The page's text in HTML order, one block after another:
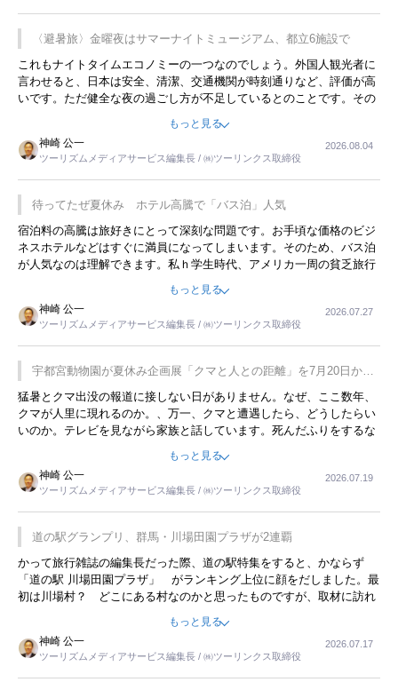
〈避暑旅〉金曜夜はサマーナイトミュージアム、都立6施設で
これもナイトタイムエコノミーの一つなのでしょう。外国人観光者に
言わせると、日本は安全、清潔、交通機関が時刻通りなど、評価が高
いです。ただ健全な夜の過ごし方が不足しているとのことです。その
ような意味で、金曜夜にこのようなイベントが行われれば、日本人に
限らず外国人にとっても楽しみが増えるでしょうね。
もっと見る
神崎 公一
ツーリズムメディアサービス編集長 / ㈱ツーリンクス取締役
2026.08.04
待ってたぜ夏休み ホテル高騰で「バス泊」人気
宿泊料の高騰は旅好きにとって深刻な問題です。お手頃な価格のビジ
ネスホテルなどはすぐに満員になってしまいます。そのため、バス泊
が人気なのは理解できます。私ｈ学生時代、アメリカ一周の貧乏旅行
をした時は、移動はグレイハウンドバスでした。夕方から夜の便を利
用してホテル代を浮かせていました。ただし、若いからできたことで
す。若い人が夜行バスで京都に行った、青森に行ったと聞くと、疲れ
が残らないのかなと思ってしまいます。
もっと見る
神崎 公一
ツーリズムメディアサービス編集長 / ㈱ツーリンクス取締役
2026.07.27
宇都宮動物園が夏休み企画展「クマと人との距離」を7月20日から
開催
猛暑とクマ出没の報道に接しない日がありません。なぜ、ここ数年、
クマが人里に現れるのか。、万一、クマと遭遇したら、どうしたらい
いのか。テレビを見ながら家族と話しています。死んだふりをするな
んてことは、冗談でもいえません。そんな中で、この企画展はタイム
もっと見る
神崎 公一
ツーリズムメディアサービス編集長 / ㈱ツーリンクス取締役
2026.07.19
道の駅グランプリ、群馬・川場田園プラザが2連覇
かって旅行雑誌の編集長だった際、道の駅特集をすると、かならず
「道の駅 川場田園プラザ」 がランキング上位に顔をだしました。最
初は川場村？ どこにある村なのかと思ったものですが、取材に訪れ
永井 彰一社長にインタビューしたら、興味深い話が次々が飛び出しま
した。プレゼンも巧みで、今でも思い出すことが２つあります。一つ
は、従業員に東京ディズニーランドを見学させ、サービス業、接客業
の何かを理解してもらっていることです。 もう一つは1800円もする
プレミアムヨーグルトを販売するにあたり、社内に懸念もあったそう
もっと見る
神崎 公一
ツーリズムメディアサービス編集長 / ㈱ツーリンクス取締役
2026.07.17